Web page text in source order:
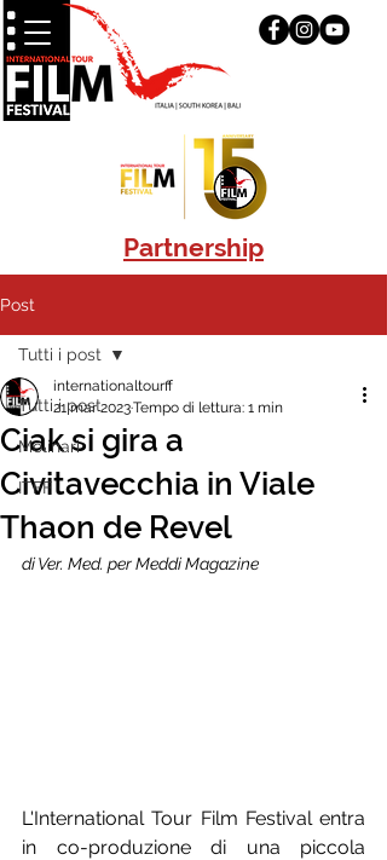
Partnership
Post
Tutti i post
Molinari
ITFF
Tutti i post
Ciak si gira a
Civitavecchia in Viale
Thaon de Revel
internationaltourff
21 mar 2023Tempo di lettura: 1 min
di Ver. Med. per Meddi Magazine
L'International Tour Film Festival entra
in co-produzione di una piccola